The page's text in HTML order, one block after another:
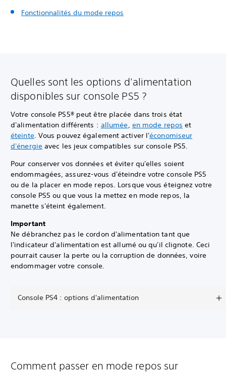
Fonctionnalités du mode repos
Quelles sont les options d'alimentation
disponibles sur console PS5 ?
Votre console PS5® peut être placée dans trois état
d'alimentation différents : allumée, en mode repos et
éteinte. Vous pouvez également activer l'économiseur
d'énergieavec les jeux compatibles sur console PS5.
Pour conserver vos données et éviter qu'elles soient
endommagées, assurez-vous d'éteindre votre console PS5
ou de la placer en mode repos. Lorsque vous éteignez votre
console PS5 ou que vous la mettez en mode repos, la
manette s'éteint également.
Important
Ne débranchez pas le cordon d'alimentation tant que
l'indicateur d'alimentation est allumé ou qu'il clignote. Ceci
pourrait causer la perte ou la corruption de données, voire
endommager votre console.
Console PS4 : options d'alimentation
Comment passer en mode repos sur